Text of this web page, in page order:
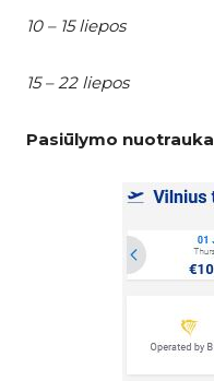
10 – 15 liepos
15 – 22 liepos
Pasiūlymo nuotrauka